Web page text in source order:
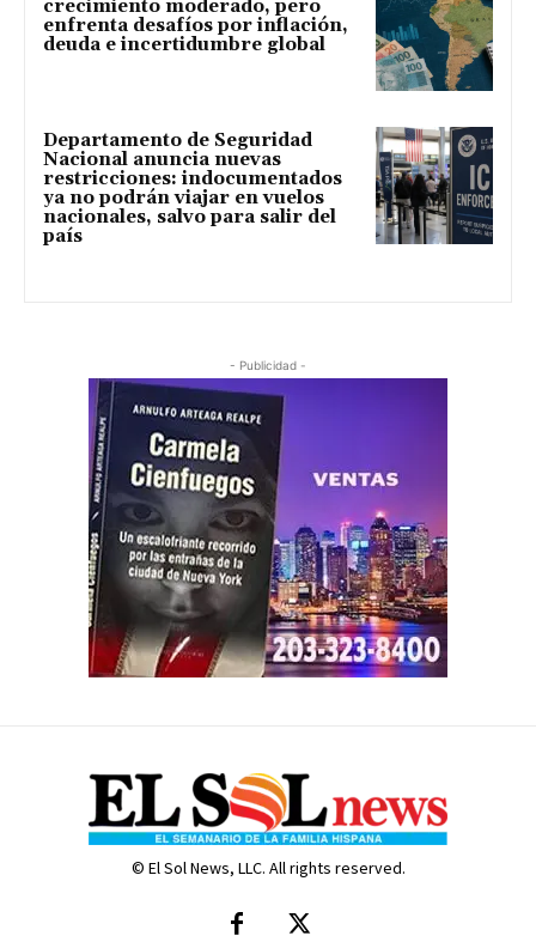
crecimiento moderado, pero
enfrenta desafíos por inflación,
deuda e incertidumbre global
Departamento de Seguridad
Nacional anuncia nuevas
restricciones: indocumentados
ya no podrán viajar en vuelos
nacionales, salvo para salir del
país
- Publicidad -
© El Sol News, LLC. All rights reserved.